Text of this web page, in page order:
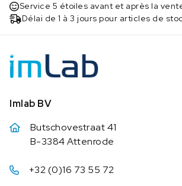
Service 5 étoiles avant et après la
Délai de 1 à 3 jours pour articles de
Imlab BV
Butschovestraat 41
B-3384 Attenrode
+32 (0)16 73 55 72